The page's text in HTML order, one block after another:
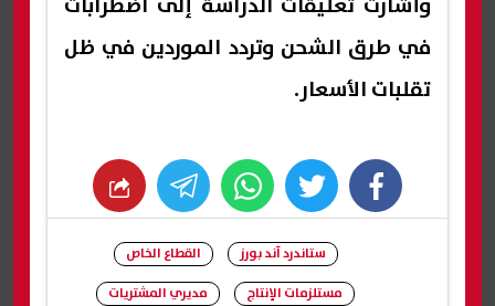
في طرق الشحن وتردد الموردين في ظل
تقلبات الأسعار.
facebook
twitter
whats
ستاندرد آند بورز
القطاع الخاص
مستلزمات الإنتاج
مديري المشتريات